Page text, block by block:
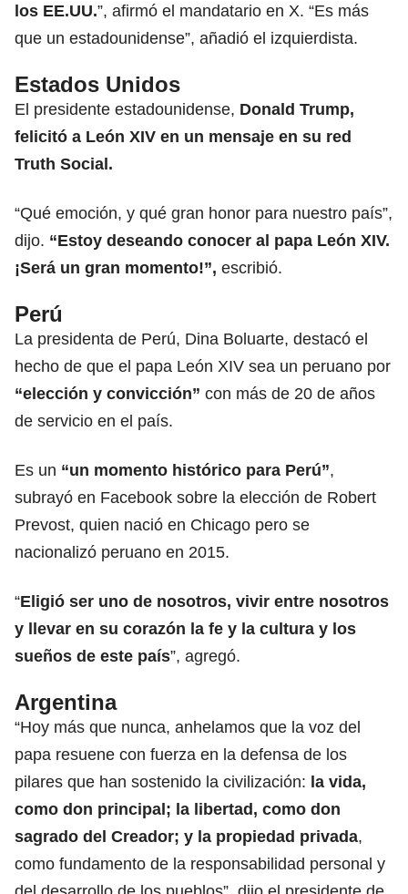
los EE.UU.”, afirmó el mandatario en X. “Es más
que un estadounidense”, añadió el izquierdista.
Estados Unidos
El presidente estadounidense, Donald Trump,
felicitó a León XIV en un mensaje en su red
Truth Social.
“Qué emoción, y qué gran honor para nuestro país”,
dijo. “Estoy deseando conocer al papa León XIV.
¡Será un gran momento!”, escribió.
Perú
La presidenta de Perú, Dina Boluarte, destacó el
hecho de que el papa León XIV sea un peruano por
“elección y convicción” con más de 20 de años
de servicio en el país.
Es un “un momento histórico para Perú”,
subrayó en Facebook sobre la elección de Robert
Prevost, quien nació en Chicago pero se
nacionalizó peruano en 2015.
“Eligió ser uno de nosotros, vivir entre nosotros
y llevar en su corazón la fe y la cultura y los
sueños de este país”, agregó.
Argentina
“Hoy más que nunca, anhelamos que la voz del
papa resuene con fuerza en la defensa de los
pilares que han sostenido la civilización: la vida,
como don principal; la libertad, como don
sagrado del Creador; y la propiedad privada,
como fundamento de la responsabilidad personal y